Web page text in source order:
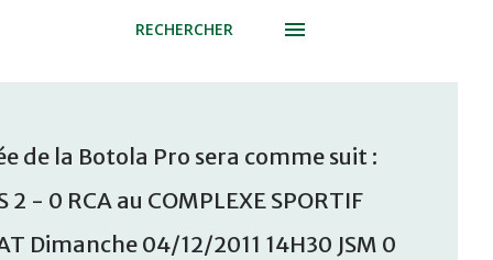
RECHERCHER
de la Botola Pro sera comme suit :
- 0 RCA au COMPLEXE SPORTIF
Dimanche 04/12/2011 14H30 JSM 0